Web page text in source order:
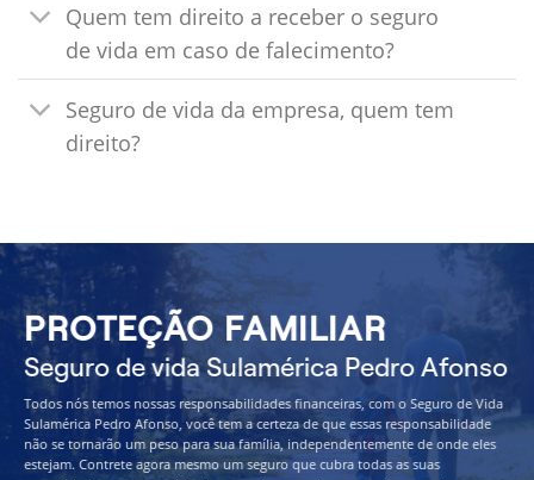
Quem tem direito a receber o seguro
de vida em caso de falecimento?
Seguro de vida da empresa, quem tem
direito?
PROTEÇÃO FAMILIAR
Seguro de vida Sulamérica Pedro Afonso
Todos nós temos nossas responsabilidades financeiras, com o Seguro de Vida
Sulamérica Pedro Afonso, você tem a certeza de que essas responsabilidade
não se tornarão um peso para sua família, independentemente de onde eles
estejam. Contrete agora mesmo um seguro que cubra todas as suas